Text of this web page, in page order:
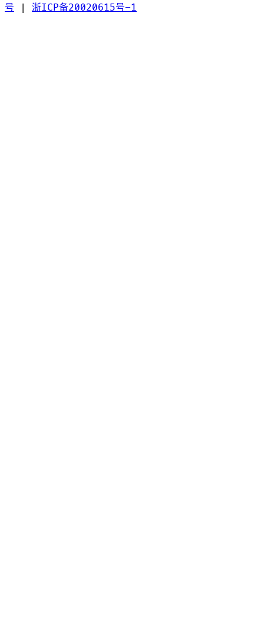
号 | 浙ICP备20020615号-1